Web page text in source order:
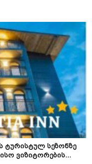
ტურისტულ სეზონზე
ვიზიტორების...